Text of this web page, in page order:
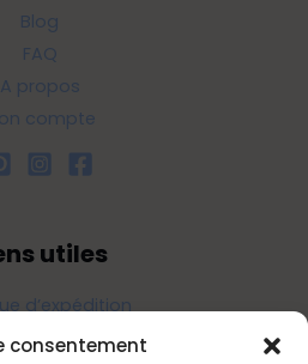
consentement
Blog
FAQ
A propos
compte
utiles
d’expédition
de confidentialité